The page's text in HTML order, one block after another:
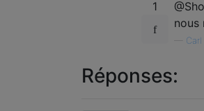
1
nous
Carl
Réponses: